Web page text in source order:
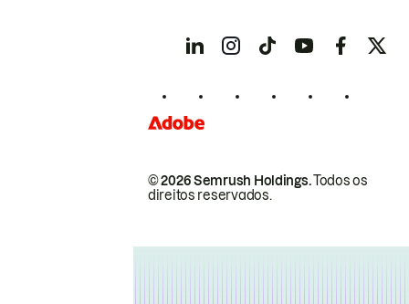
© 2026 Semrush Holdings.Todos os
direitos reservados.